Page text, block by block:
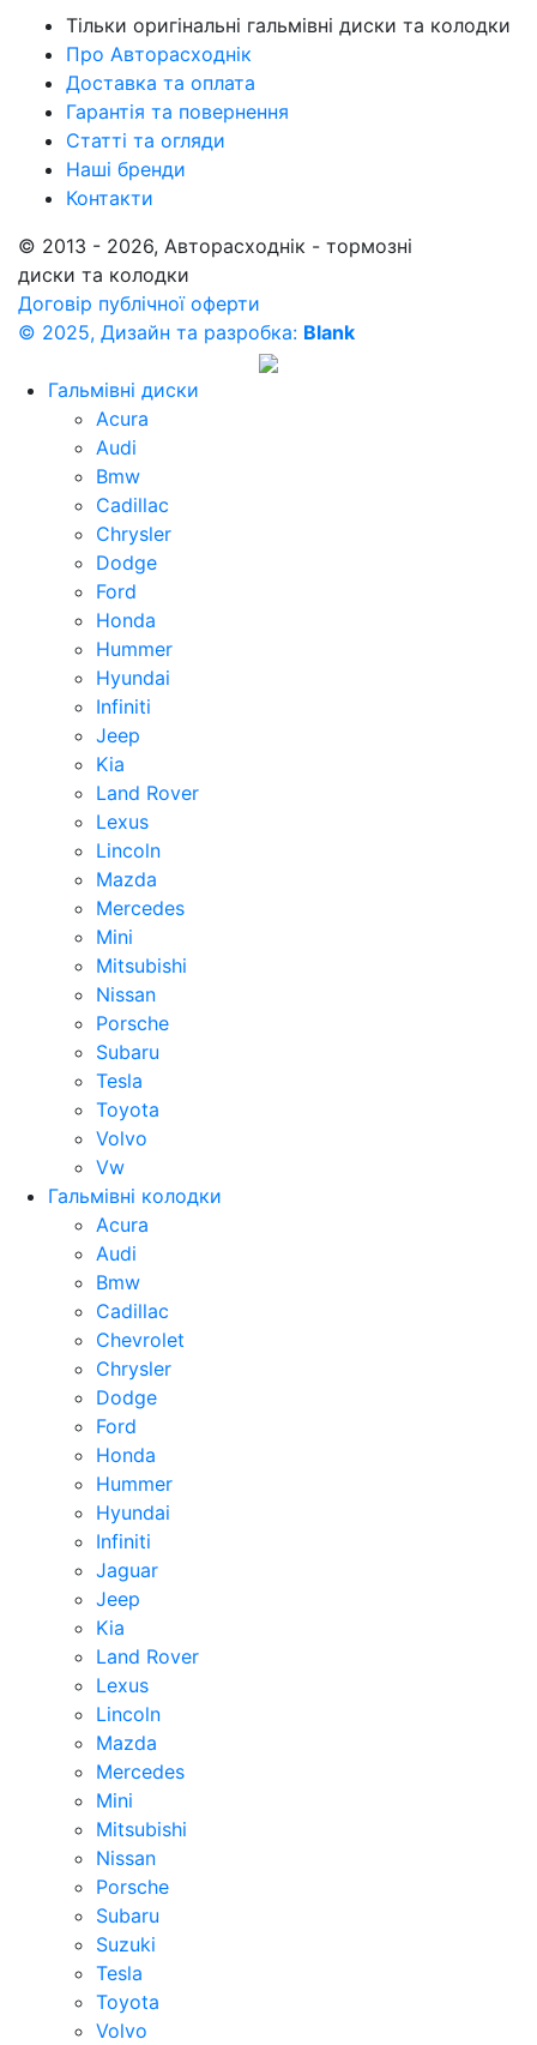
Тільки оригінальні гальмівні диски та колодки
Про Авторасходнік
Доставка та оплата
Гарантія та повернення
Статті та огляди
Наші бренди
Контакти
© 2013 - 2026, Авторасходнік - тормозні
диски та колодки
Договір публічної оферти
© 2025, Дизайн та разробка: Blank
Гальмівні диски
Acura
Audi
Bmw
Cadillac
Chrysler
Dodge
Ford
Honda
Hummer
Hyundai
Infiniti
Jeep
Kia
Land Rover
Lexus
Lincoln
Mazda
Mercedes
Mini
Mitsubishi
Nissan
Porsche
Subaru
Tesla
Toyota
Volvo
Vw
Гальмівні колодки
Acura
Audi
Bmw
Cadillac
Chevrolet
Chrysler
Dodge
Ford
Honda
Hummer
Hyundai
Infiniti
Jaguar
Jeep
Kia
Land Rover
Lexus
Lincoln
Mazda
Mercedes
Mini
Mitsubishi
Nissan
Porsche
Subaru
Suzuki
Tesla
Toyota
Volvo